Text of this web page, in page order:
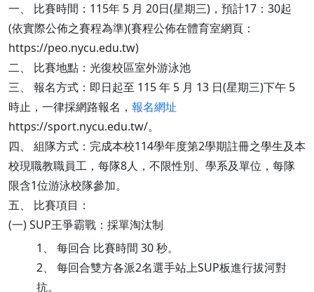
一、 比賽時間：115年 5 月 20日(星期三)，預計17：30起
(依實際公佈之賽程為準)(賽程公佈在體育室網頁：
https://peo.nycu.edu.tw)
二、 比賽地點：光復校區室外游泳池
三、 報名方式：即日起至 115 年 5 月 13 日(星期三)下午 5
時止，一律採網路報名， 報名網址
https://sport.nycu.edu.tw/。
四、 組隊方式：完成本校114學年度第2學期註冊之學生及本
校現職教職員工，每隊8人，不限性別、學系及單位，每隊
限含1位游泳校隊參加。
五、 比賽項目：
(一) SUP王爭霸戰：採單淘汰制
1、 每回合 比賽時間 30 秒。
2、 每回合雙方各派2名選手站上SUP板進行拔河對
抗。